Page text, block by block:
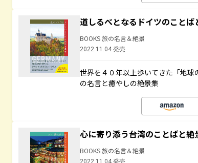
道しるべとなるドイツのことば
BOOKS 旅の名言＆絶景
2022.11.04 発売
世界を４０年以上歩いてきた「地
の名言と癒やしの絶景集
心に寄り添う台湾のことばと絶
BOOKS 旅の名言＆絶景
2022.11.04 発売